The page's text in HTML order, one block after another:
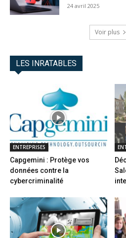
24 avril 2025
Voir plus
LES INRATABLES
ENTREPRISES
Capgemini : Protège vos
données contre la
cybercriminalité